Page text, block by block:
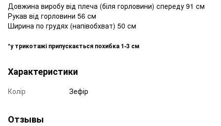
Довжина виробу від плеча (біля горловини) спереду 91 см
Рукав від горловини 56 см
Ширина по грудях (напівобхват) 50 см
*у трикотажі припускається похибка 1-3 см
Характеристики
Колір Зефір
Отзывы